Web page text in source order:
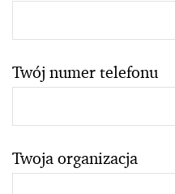
Twój numer telefonu
Twoja organizacja